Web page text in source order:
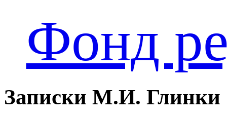
Фонд
Записки М.И. Глинки